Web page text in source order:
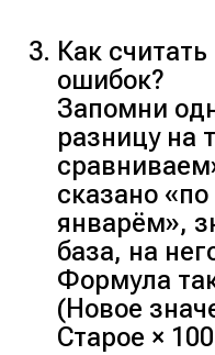
Как
ошибок?
Запомни
разницу на
сказано
январём»,
база, на
Формула
(Новое
Старое ×